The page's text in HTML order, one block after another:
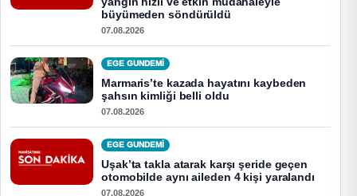
büyümeden söndürüldü
07.08.2026
EGE GUNDEMİ
Marmaris’te kazada hayatını kaybeden
şahsın kimliği belli oldu
07.08.2026
EGE GUNDEMİ
Uşak’ta takla atarak karşı şeride geçen
otomobilde aynı aileden 4 kişi yaralandı
07.08.2026